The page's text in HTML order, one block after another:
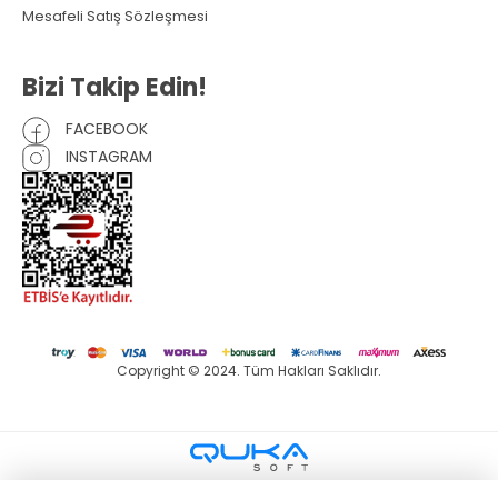
Mesafeli Satış Sözleşmesi
Bizi Takip Edin!
FACEBOOK
INSTAGRAM
Copyright © 2024. Tüm Hakları Saklıdır.